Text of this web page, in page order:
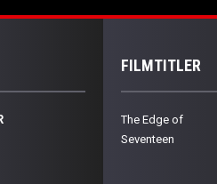
FILMTITLER
The Edge of
Seventeen